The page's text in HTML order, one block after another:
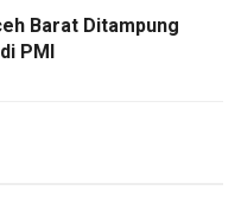
Barat Ditampung
PMI